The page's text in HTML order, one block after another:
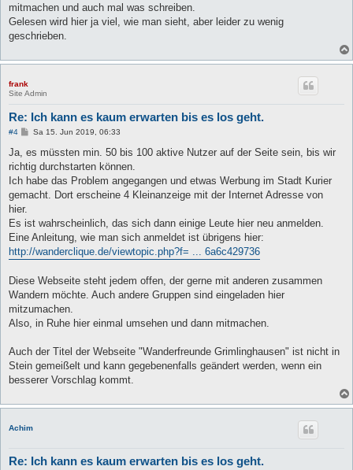
r
a
mitmachen und auch mal was schreiben.
Gelesen wird hier ja viel, wie man sieht, aber leider zu wenig
geschrieben.
frank
Site Admin
Re: Ich kann es kaum erwarten bis es los geht.
#4
B
i
r
a
Sa 15. Jun 2019, 06:33
Ja, es müssten min. 50 bis 100 aktive Nutzer auf der Seite sein, bis wir
richtig durchstarten können.
Ich habe das Problem angegangen und etwas Werbung im Stadt Kurier
gemacht. Dort erscheine 4 Kleinanzeige mit der Internet Adresse von
hier.
Es ist wahrscheinlich, das sich dann einige Leute hier neu anmelden.
Eine Anleitung, wie man sich anmeldet ist übrigens hier:
http://wanderclique.de/viewtopic.php?f= ... 6a6c429736
Diese Webseite steht jedem offen, der gerne mit anderen zusammen
Wandern möchte. Auch andere Gruppen sind eingeladen hier
mitzumachen.
Also, in Ruhe hier einmal umsehen und dann mitmachen.
Auch der Titel der Webseite "Wanderfreunde Grimlinghausen" ist nicht in
Stein gemeißelt und kann gegebenenfalls geändert werden, wenn ein
besserer Vorschlag kommt.
Achim
Re: Ich kann es kaum erwarten bis es los geht.